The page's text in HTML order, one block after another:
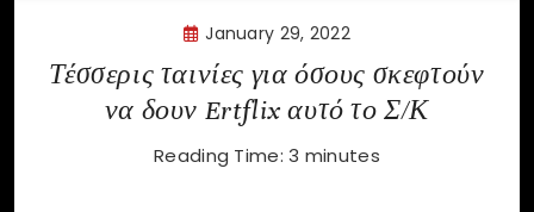
January 29, 2022
Τέσσερις ταινίες για όσους σκεφτούν
να δουν Ertflix αυτό το Σ/Κ
Reading Time:3 minutes